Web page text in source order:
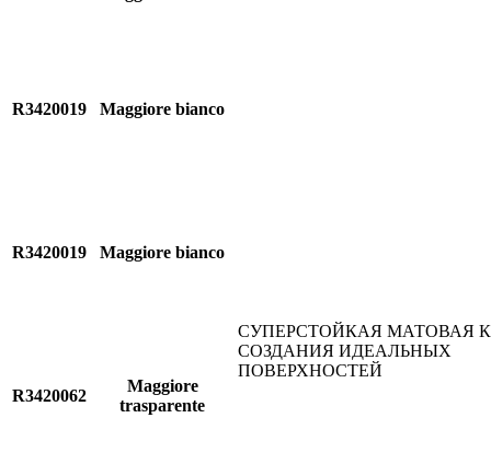
СУПЕРСТОЙКАЯ МАТОВАЯ
СОЗДАНИЯ ИДЕАЛЬНЫХ
ПОВЕРХНОСТЕЙ
R3420019 Maggiore bianco
R3420019 Maggiore bianco
R3420062
Maggiore
trasparente